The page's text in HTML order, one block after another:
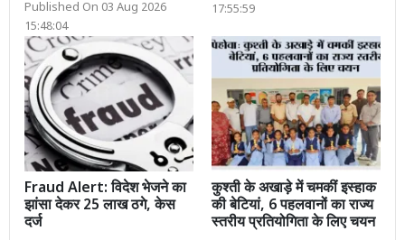
Published On 03 Aug 2026
15:48:04
17:55:59
Fraud Alert: विदेश भेजने का
झांसा देकर 25 लाख ठगे, केस
दर्ज
कुश्ती के अखाड़े में चमकीं इस्हाक
की बेटियां, 6 पहलवानों का राज्य
स्तरीय प्रतियोगिता के लिए चयन